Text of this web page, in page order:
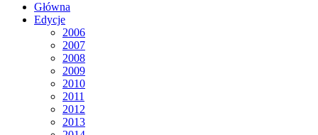
Główna
Edycje
2006
2007
2008
2009
2010
2011
2012
2013